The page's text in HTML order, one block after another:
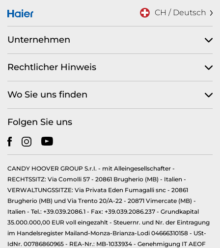
CH / Deutsch
Unternehmen
Rechtlicher Hinweis
Wo Sie uns finden
Folgen Sie uns
CANDY HOOVER GROUP S.r.I. - mit Alleingesellschafter -
RECHTSSITZ: Via Comolli 57 - 20861 Brugherio (MB) - Italien -
VERWALTUNGSSITZE: Via Privata Eden Fumagalli snc - 20861
Brugherio (MB) und Via Trento 20/A-22 - 20871 Vimercate (MB) -
Italien - Tel.: +39.039.2086.1 - Fax: +39.039.2086.237 - Grundkapital
35.000.000,00 EUR voll eingezahlt - Steuernr. und Nr. der Eintragung
im Handelsregister Mailand-Monza-Brianza-Lodi 04666310158 - USt-
IdNr. 00786860965 - REA-Nr.: MB-1033934 - Genehmigung IT AEOF